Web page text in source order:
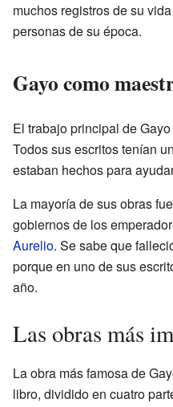
muchos registros de su
personas de su época.
Gayo como
El trabajo principal de
Todos sus escritos tenían
estaban hechos para
La mayoría de sus obras
gobiernos de los
Aurelio. Se sabe que
porque en uno de sus
año.
Las obras más
La obra más famosa de
libro, dividido en cuatro